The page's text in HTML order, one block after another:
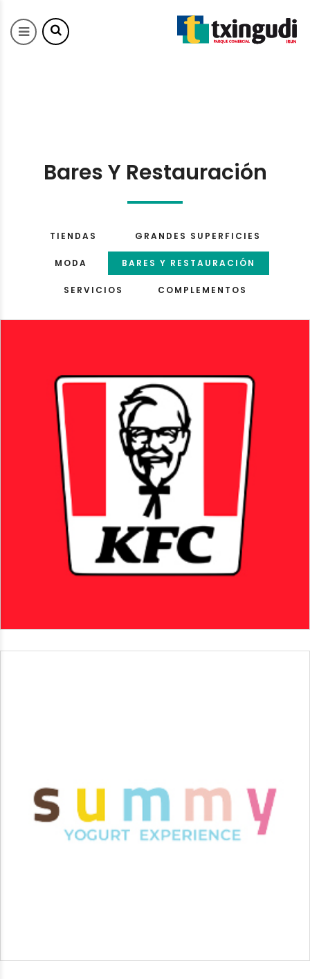
Bares Y Restauración
TIENDAS GRANDES SUPERFICIES
MODA BARES Y RESTAURACIÓN
SERVICIOS COMPLEMENTOS